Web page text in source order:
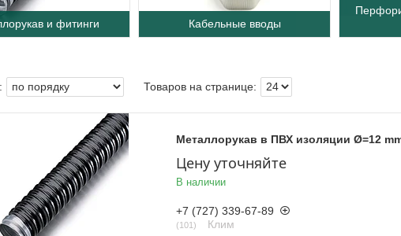
и фитинги Кабельные вводы
Металлорукав в ПВХ изоляции Ø=12
Цену уточняйте
В наличии
+7 (727) 339-67-89
101 Клим